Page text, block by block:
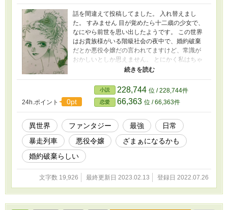
話を間違えて投稿してました。 入れ替えまし
た。 すみません 目が覚めたら十二歳の少女で、
なにやら前世を思い出したようです。 この世界
はお貴族様がいる階級社会の夜中で、婚約破棄
だとか悪役令嬢だの言われてますけど、常識が
おかしいとしか思えません。 とにかく私はちゃ
んと自立して、毎晩晩酌が出来る生活がしたい
のです。 悪役って誰が決めるんでしょう？ っ
て思ったら、結果、勝ち組だったようです。
24h.ポイント 0pt
小説 228,744 位 / 228,744件
恋愛 66,363 位 / 66,363件
異世界 ファンタジー 最強
日常
暴走列車
悪役令嬢
ざまぁになるかも
婚約破棄らしい
文字数 19,926 最終更新日 2023.02.13 登録日 2022.07.26